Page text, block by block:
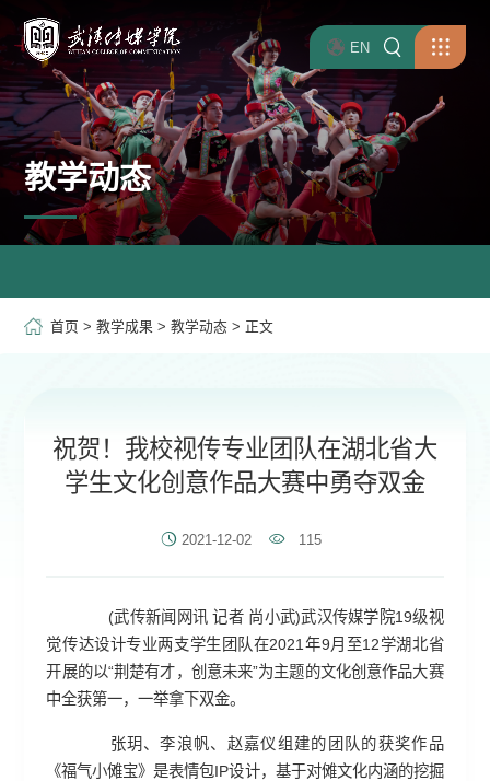
EN
教学动态
首页 >教学成果 >教学动态 > 正文
祝贺！我校视传专业团队在湖北省大
学生文化创意作品大赛中勇夺双金
2021-12-02 115
(武传新闻网讯 记者 尚小武)武汉传媒学院19级视
觉传达设计专业两支学生团队在2021年9月至12学湖北省
开展的以“荆楚有才，创意未来”为主题的文化创意作品大赛
中全获第一，一举拿下双金。
张玥、李浪帆、赵嘉仪组建的团队的获奖作品
《福气小傩宝》是表情包IP设计，基于对傩文化内涵的挖掘